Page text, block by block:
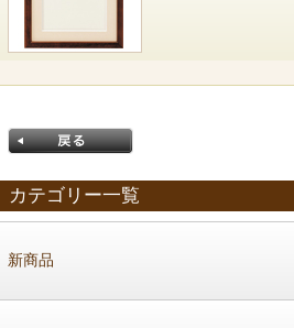
カテゴリー一覧
新商品